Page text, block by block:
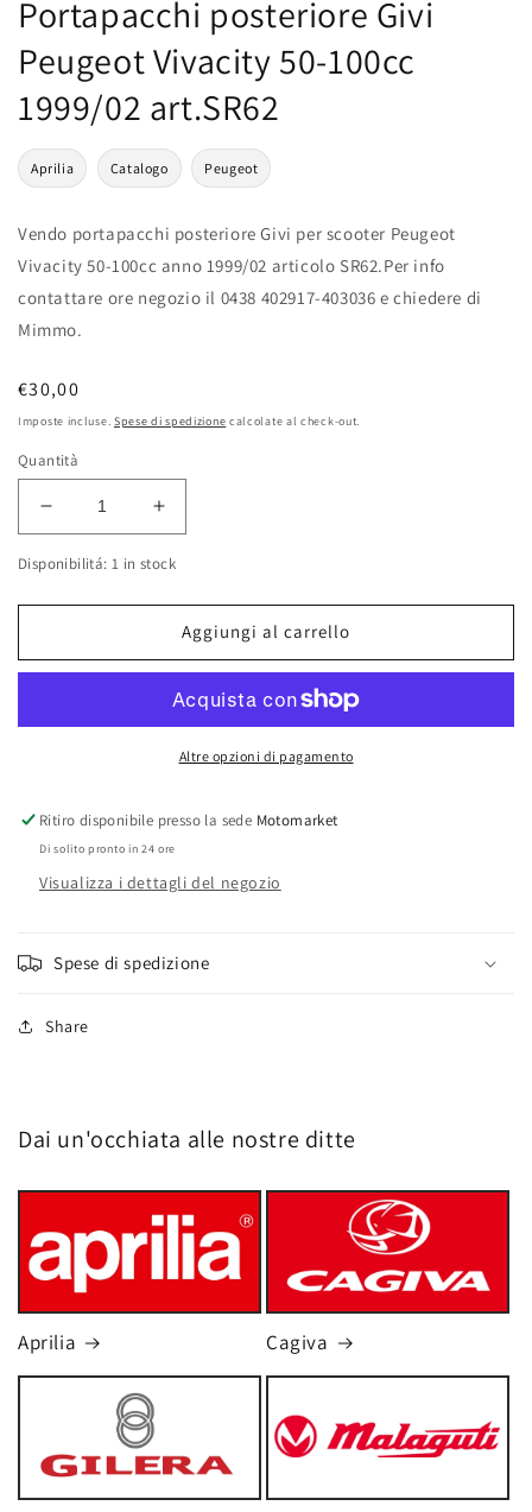
Portapacchi posteriore Givi
Peugeot Vivacity 50-100cc
1999/02 art.SR62
Aprilia Catalogo Peugeot
Vendo portapacchi posteriore Givi per scooter Peugeot
Vivacity 50-100cc anno 1999/02 articolo SR62.Per info
contattare ore negozio il 0438 402917-403036 e chiedere di
Mimmo.
Prezzo
di
€30,00
Imposte incluse. Spese di spedizione calcolate al check-out.
Quantità
Diminuisci
quantità
per
Peugeot
Aumenta
quantità
per
Givi
Peugeot
Vivacity
1999/02
Disponibilitá: 1 in stock
Aggiungi al carrello
Altre opzioni di pagamento
Ritiro disponibile presso la sede Motomarket
Di solito pronto in 24 ore
Visualizza i dettagli del negozio
Spese di spedizione
Share
Dai un'occhiata alle nostre ditte
Aprilia Cagiva